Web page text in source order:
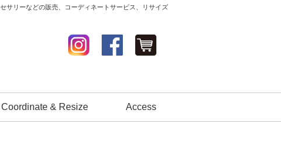
サリーなどの販売、コーディネートサービス、リサイズ
Coordinate & Resize Access